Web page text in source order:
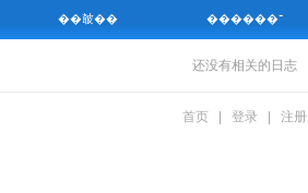
��㿴�� ������־
还没有相关的日志
首页 登录 注册